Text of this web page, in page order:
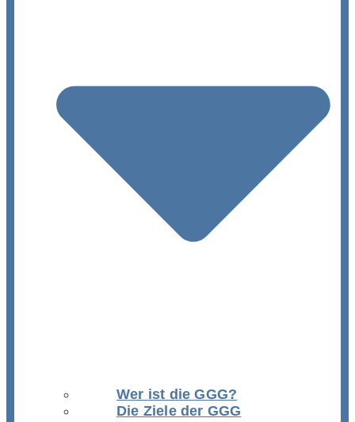
Wer ist die GGG?
Die Ziele der GGG